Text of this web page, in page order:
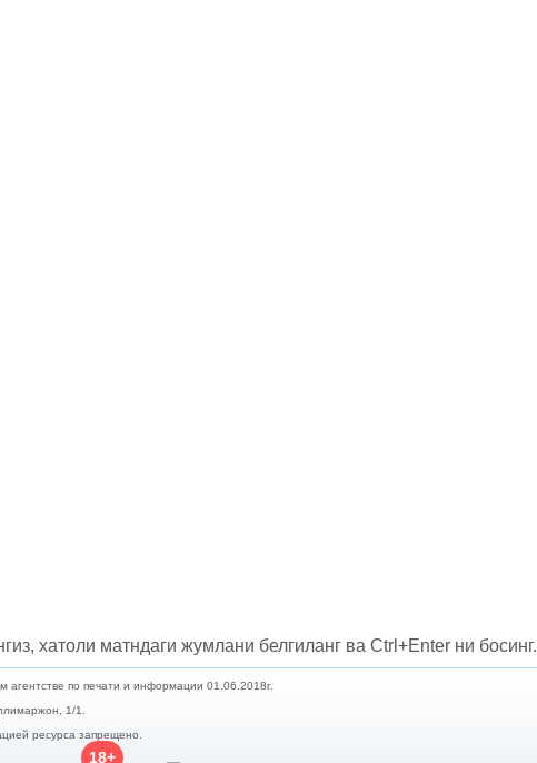
хатоли матндаги жумлани белгиланг ва Ctrl+Enter ни босинг.
агентстве по печати и информации 01.06.2018г.
1/1.
ресурса запрещено.
18+